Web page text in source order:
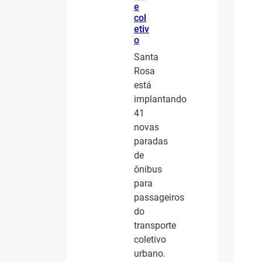
e
col
etiv
o
Santa
Rosa
está
implantando
41
novas
paradas
de
ônibus
para
passageiros
do
transporte
coletivo
urbano.